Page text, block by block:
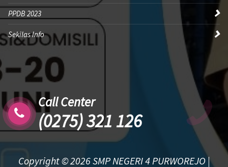
PPDB 2023
Sekilas Info
Call Center
(0275) 321 126
Copyright © 2026 SMP NEGERI 4 PURWOREJO |